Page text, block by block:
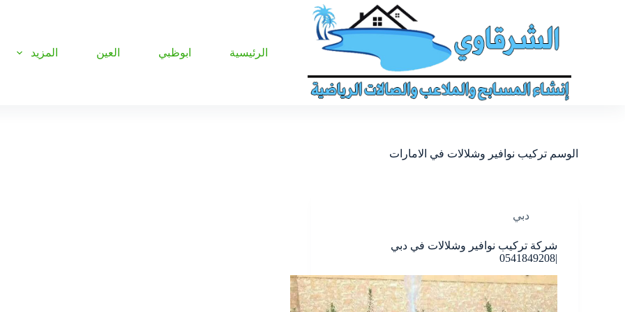
الرئيسية ابوظبي العين المزيد
الوسم تركيب نوافير وشلالات في الامارات
دبي
شركة تركيب نوافير وشلالات في دبي
|0541849208